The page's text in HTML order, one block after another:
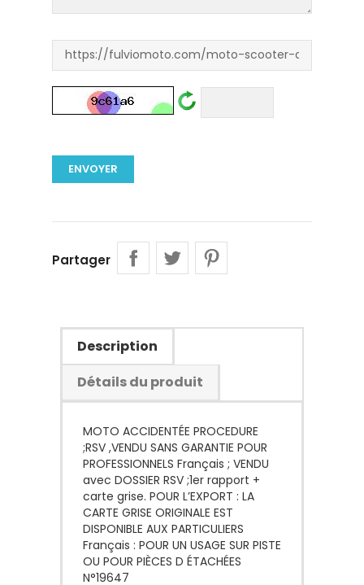
Partager
Description
Détails du produit
MOTO ACCIDENTÉE PROCEDURE
;RSV ,VENDU SANS GARANTIE POUR
PROFESSIONNELS Français ; VENDU
avec DOSSIER RSV ;1er rapport +
carte grise. POUR L’EXPORT : LA
CARTE GRISE ORIGINALE EST
DISPONIBLE AUX PARTICULIERS
Français : POUR UN USAGE SUR PISTE
OU POUR PIÈCES D ÉTACHÉES
N°19647